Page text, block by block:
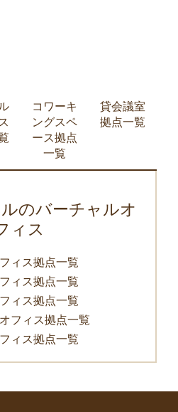
コワーキ
ングスペ
ース拠点
一覧
貸会議室
拠点一覧
のバーチャルオ
ィス
ィス拠点一覧
ィス拠点一覧
ィス拠点一覧
フィス拠点一覧
ィス拠点一覧